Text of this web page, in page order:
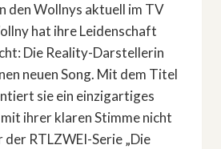
den Wollnys aktuell im TV
hat ihre Leidenschaft
Die Reality-Darstellerin
neuen Song. Mit dem Titel
sie ein einzigartiges
ihrer klaren Stimme nicht
der RTLZWEI-Serie „Die